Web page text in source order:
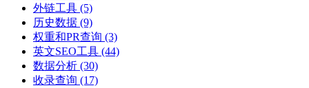
外链工具 (5)
历史数据 (9)
权重和PR查询 (3)
英文SEO工具 (44)
数据分析 (30)
收录查询 (17)